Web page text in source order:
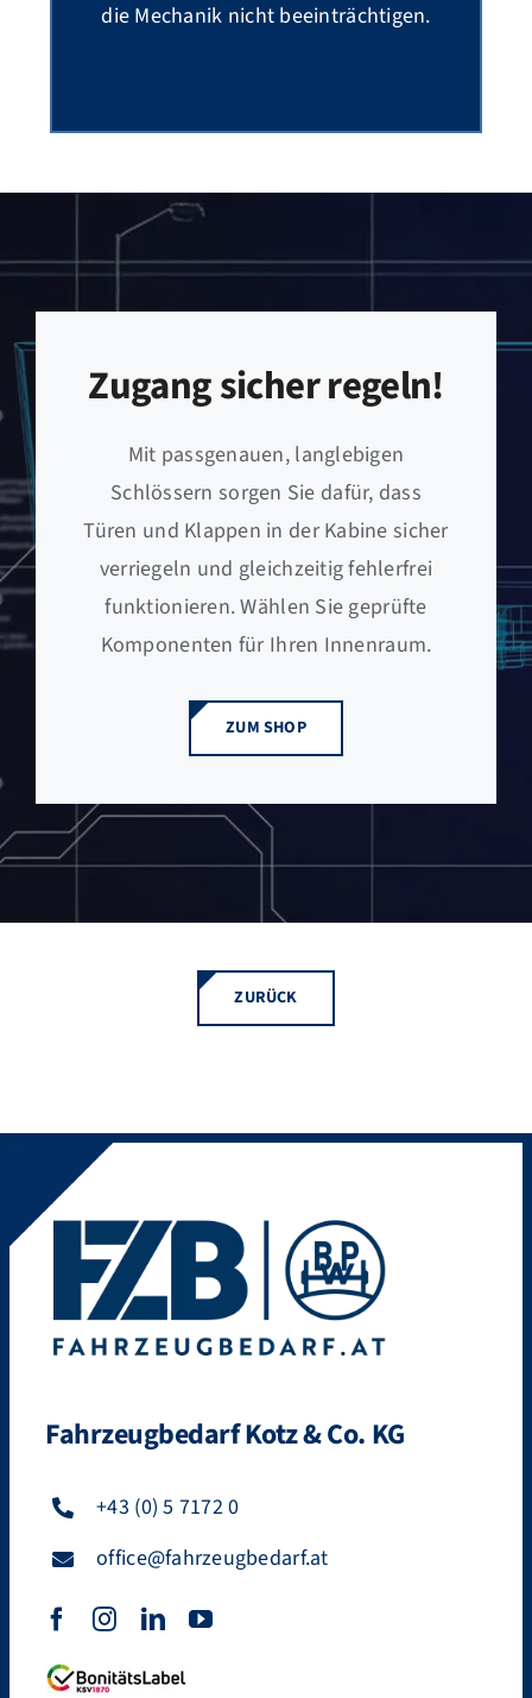
die Mechanik nicht beeinträchtigen.
Zugang sicher regeln!
Mit passgenauen, langlebigen
Schlössern sorgen Sie dafür, dass
Türen und Klappen in der Kabine sicher
verriegeln und gleichzeitig fehlerfrei
funktionieren. Wählen Sie geprüfte
Komponenten für Ihren Innenraum.
ZUM SHOP
ZURÜCK
Fahrzeugbedarf Kotz & Co. KG
+43 (0) 5 7172 0
office@fahrzeugbedarf.at